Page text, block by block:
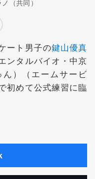
（共同）
ート男子の鍵山優真
ンタルバイオ・中京
ん）（エームサービ
初めて公式練習に臨